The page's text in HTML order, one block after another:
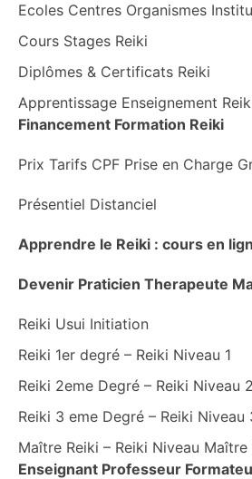
Ecoles Centres Organismes
Cours Stages Reiki
Diplômes & Certificats Reiki
Apprentissage Enseignement
Financement Formation Reiki
Prix Tarifs CPF Prise en Charge
Présentiel Distanciel
Apprendre le Reiki : cours en
Devenir Praticien Therapeute
Reiki Usui Initiation
Reiki 1er degré – Reiki Niveau 1
Reiki 2eme Degré – Reiki Niveau 2
Reiki 3 eme Degré – Reiki Niveau
Maître Reiki – Reiki Niveau Maître
Enseignant Professeur